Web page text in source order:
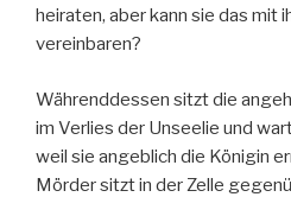
heiraten, aber kann sie das mit
vereinbaren?
Währenddessen sitzt die
im Verlies der Unseelie und
weil sie angeblich die Königin
Mörder sitzt in der Zelle